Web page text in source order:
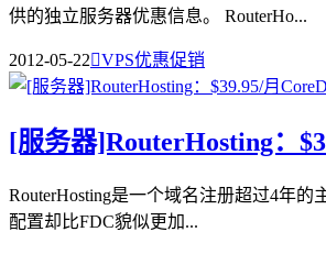
供的独立服务器优惠信息。 RouterHo...
2012-05-22VPS优惠促销
[服务器]RouterHosting：
RouterHosting是一个域名注册超过4年
配置却比FDC貌似更加...